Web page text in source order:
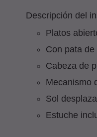
Descripción del
Platos
Con pata de
Cabeza de
Mecanismo
Sol
Estuche